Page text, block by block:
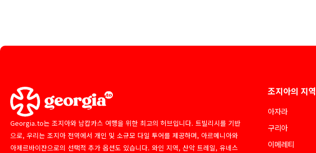
Georgia.to는 조지아와 남캅카스 여행을 위한 최고의 허브입니다. 트빌리시를 기반
으로, 우리는 조지아 전역에서 개인 및 소규모 다일 투어를 제공하며, 아르메니아와
아제르바이잔으로의 선택적 추가 옵션도 있습니다. 와인 지역, 산악 트레일, 유네스
조지아의 지역
아자라
구리아
이메레티